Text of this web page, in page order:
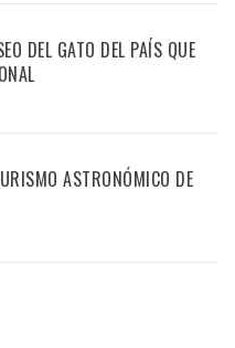
DEL GATO DEL PAÍS QUE
ASTRONÓMICO DE